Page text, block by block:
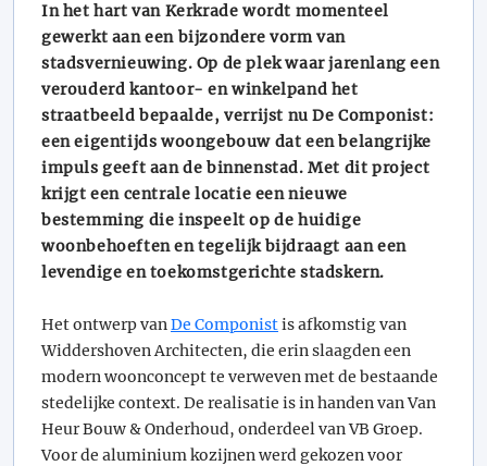
In het hart van Kerkrade wordt momenteel
gewerkt aan een bijzondere vorm van
stadsvernieuwing. Op de plek waar jarenlang een
verouderd kantoor- en winkelpand het
straatbeeld bepaalde, verrijst nu De Componist:
een eigentijds woongebouw dat een belangrijke
impuls geeft aan de binnenstad. Met dit project
krijgt een centrale locatie een nieuwe
bestemming die inspeelt op de huidige
woonbehoeften en tegelijk bijdraagt aan een
levendige en toekomstgerichte stadskern.
Het ontwerp vanDe Componistis afkomstig van
Widdershoven Architecten, die erin slaagden een
modern woonconcept te verweven met de bestaande
stedelijke context. De realisatie is in handen van Van
Heur Bouw & Onderhoud, onderdeel van VB Groep.
Voor de aluminium kozijnen werd gekozen voor